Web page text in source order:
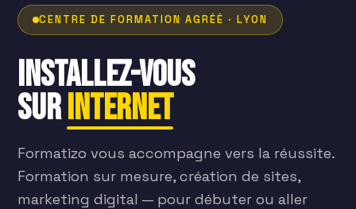
CENTRE DE FORMATION AGRÉÉ · LYON
Installez-vous
surinternet
Formatizo vous accompagne vers la réussite.
Formation sur mesure, création de sites,
marketing digital — pour débuter ou aller